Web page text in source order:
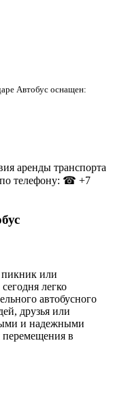
Автобус оснащен:
аренды транспорта
телефону: ☎ +7
пикник или
легко
автобусного
друзья или
и надежными
перемещения в